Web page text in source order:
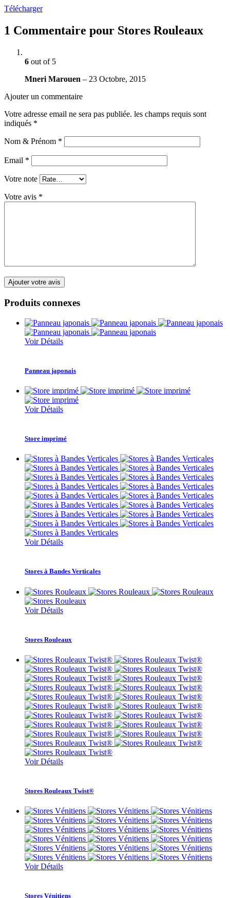
Télécharger
1 Commentaire pour Stores Rouleaux
6 out of 5
Mneri Marouen – 23 Octobre, 2015
Ajouter un commentaire
Votre adresse email ne sera pas publiée. les champs requis sont
indiqués *
Nom & Prénom *
Email *
Votre note
Votre avis *
Produits connexes
Voir Détails
Panneau japonais
Voir Détails
Store imprimé
Voir Détails
Stores à Bandes Verticales
Voir Détails
Stores Rouleaux
Voir Détails
Stores Rouleaux Twist®
Voir Détails
Stores Vénitiens